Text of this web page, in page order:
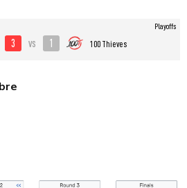
3 vs 1 100 Thieves
Playoffs